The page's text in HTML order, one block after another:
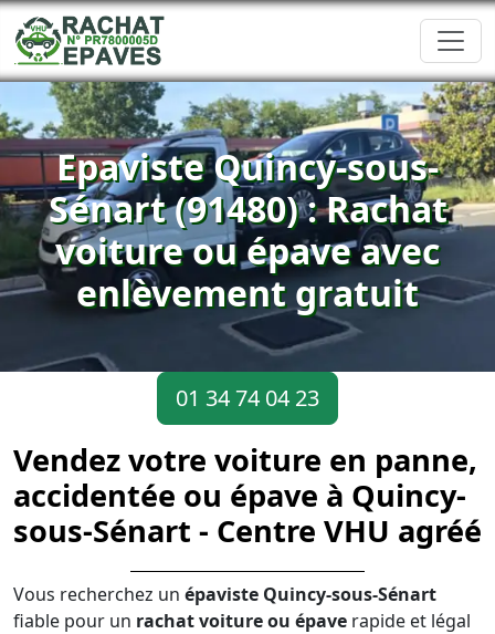
Epaviste Quincy-sous-
Sénart (91480) : Rachat
voiture ou épave avec
enlèvement gratuit
01 34 74 04 23
Vendez votre voiture en panne,
accidentée ou épave à Quincy-
sous-Sénart - Centre VHU agréé
Vous recherchez un épaviste Quincy-sous-Sénart
fiable pour un rachat voiture ou épave rapide et légal